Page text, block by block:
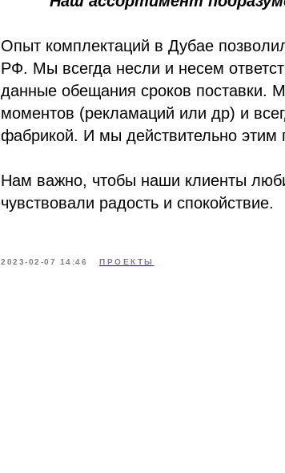
Опыт комплектаций в Дубае
РФ. Мы всегда несли и несем
данные обещания сроков поставки.
моментов (рекламаций или др) и
фабрикой. И мы действительно этим
Нам важно, чтобы наши клиенты
чувствовали радость и спокойствие.
2023-02-07 14:46 ПРОЕКТЫ